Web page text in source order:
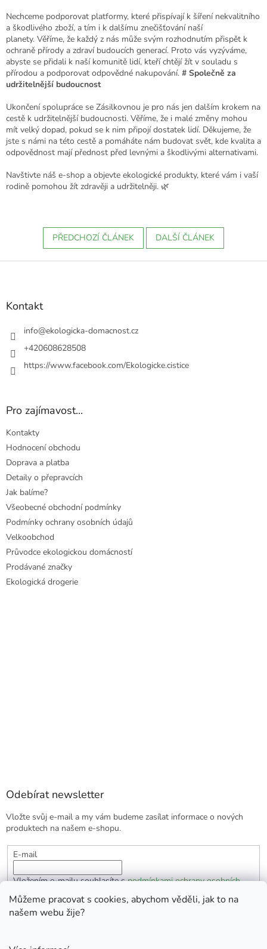
Můžeme pracovat s cookies, abychom věděli, jak to na
našem webu žije?
Nechceme podporovat platformy, které přispívají k šíření nekvalitního
a škodlivého zboží, a tím i k dalšímu znečišťování naší
planety. Věříme, že každý z nás může svým rozhodnutím přispět k
ochraně přírody a zdraví budoucích generací. Proto vás vyzýváme,
abyste se přidali k naší komunitě lidí, kteří chtějí žít v souladu s
přírodou a podporovat odpovědné nakupování. # Společně za
udržitelnější budoucnost
Ukončení spolupráce se Zásilkovnou je pro nás jen dalším krokem na
cestě k udržitelnější budoucnosti. Věříme, že i malé změny mohou
mít velký dopad, pokud se k nim připojí dostatek lidí. Děkujeme, že
jste s námi na této cestě a pomáháte nám budovat svět, kde kvalita a
odpovědnost mají přednost před levnými a škodlivými alternativami.
Navštivte náš e-shop a objevte ekologické produkty, které vám i vaší
rodině pomohou žít zdravěji a udržitelněji. 🌿
PŘEDCHOZÍ ČLÁNEK DALŠÍ ČLÁNEK
Z
Kontakt
info@ekologicka-domacnost.cz
+420608628508
https://www.facebook.com/Ekologicke.cistice
Pro zajímavost...
Kontakty
Hodnocení obchodu
Doprava a platba
Detaily o přepravcích
Jak balíme?
Všeobecné obchodní podmínky
Podmínky ochrany osobních údajů
Velkoobchod
Průvodce ekologickou domácností
Prodávané značky
Ekologická drogerie
Odebírat newsletter
Vložte svůj e-mail a my vám budeme zasílat informace o nových
produktech na našem e-shopu.
E-mail
Vložením e-mailu souhlasíte spodmínkami ochrany osobních
PŘIHLÁSIT SE